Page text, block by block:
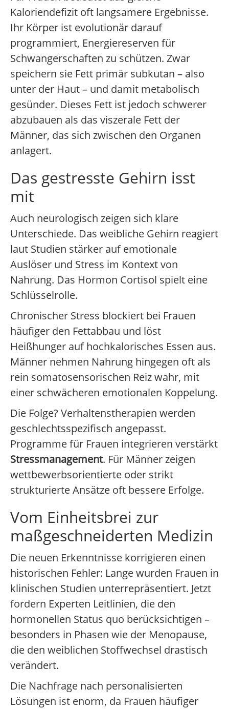
Kaloriendefizit oft langsamere Ergebnisse.
Ihr Körper ist evolutionär darauf
programmiert, Energiereserven für
Schwangerschaften zu schützen. Zwar
speichern sie Fett primär subkutan – also
unter der Haut – und damit metabolisch
gesünder. Dieses Fett ist jedoch schwerer
abzubauen als das viszerale Fett der
Männer, das sich zwischen den Organen
anlagert.
Das gestresste Gehirn isst
mit
Auch neurologisch zeigen sich klare
Unterschiede. Das weibliche Gehirn reagiert
laut Studien stärker auf emotionale
Auslöser und Stress im Kontext von
Nahrung. Das Hormon Cortisol spielt eine
Schlüsselrolle.
Chronischer Stress blockiert bei Frauen
häufiger den Fettabbau und löst
Heißhunger auf hochkalorisches Essen aus.
Männer nehmen Nahrung hingegen oft als
rein somatosensorischen Reiz wahr, mit
einer schwächeren emotionalen Koppelung.
Die Folge? Verhaltenstherapien werden
geschlechtsspezifisch angepasst.
Programme für Frauen integrieren verstärkt
Stressmanagement. Für Männer zeigen
wettbewerbsorientierte oder strikt
strukturierte Ansätze oft bessere Erfolge.
Vom Einheitsbrei zur
maßgeschneiderten Medizin
Die neuen Erkenntnisse korrigieren einen
historischen Fehler: Lange wurden Frauen in
klinischen Studien unterrepräsentiert. Jetzt
fordern Experten Leitlinien, die den
hormonellen Status quo berücksichtigen –
besonders in Phasen wie der Menopause,
die den weiblichen Stoffwechsel drastisch
verändert.
Die Nachfrage nach personalisierten
Lösungen ist enorm, da Frauen häufiger